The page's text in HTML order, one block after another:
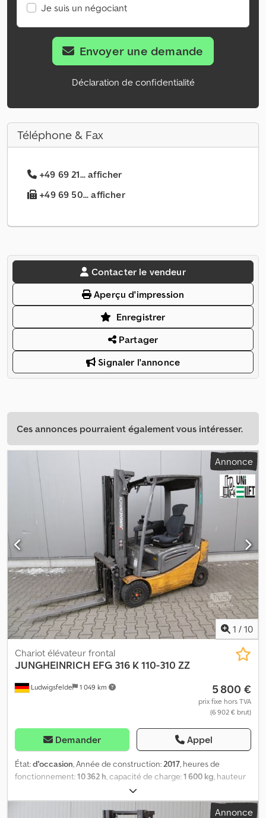
Je suis un négociant
Envoyer une demande
Déclaration de confidentialité
Téléphone & Fax
+49 69 21... afficher
+49 69 50... afficher
Contacter le vendeur
Aperçu d'impression
Enregistrer
Partager
Signaler l'annonce
Ces annonces pourraient également vous intéresser.
Annonce
1 / 10
Ludwigsfelde 1 049 km
Chariot élévateur frontal
JUNGHEINRICH EFG 316 K 110-310 ZZ
5 800 €
prix fixe hors TVA
(6 902 € brut)
Demander Appel
État:d'occasion, Année de construction: 2017, heures de
fonctionnement:10 362 h , capacité de charge:1 600 kg , hauteur
, type de carburant:
duplex, hauteur de construction:2 050 mm, taille du pneu avant:
, taille de pneu arrière:16 x 6 -8 (70%) , poids à vide:
Annonce